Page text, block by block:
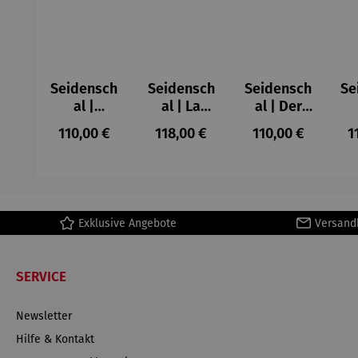
Seidensch
al |
Stoclet
Fries –
Regulärer Preis:
110,00 €
Seidensch
al | La
perruche
et la sirène
Regulärer Preis:
118,00 €
Seidensch
al | Der
Mandrill
(1913) –
Regulärer Preis:
110,00 €
Exklusive Angebote
SERVICE
Newsletter
Hilfe & Kontakt